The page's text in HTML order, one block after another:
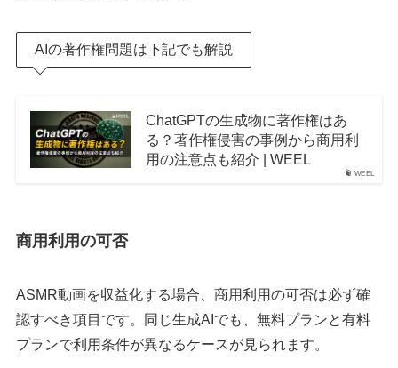
AIの著作権問題は下記でも解説
WEEL
ChatGPTの生成物に著作権はあ
る？著作権侵害の事例から商用利
用の注意点も紹介 | WEEL
商用利用の可否
ASMR動画を収益化する場合、商用利用の可否は必ず確
認すべき項目です。同じ生成AIでも、無料プランと有料
プランで利用条件が異なるケースが見られます。